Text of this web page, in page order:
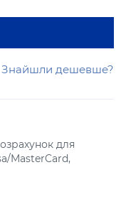
Знайшли дешевше?
для
MasterCard,